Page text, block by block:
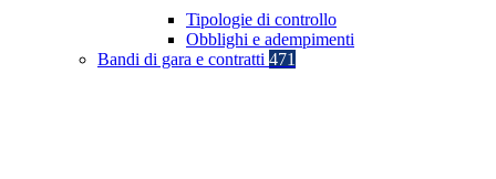
Tipologie di controllo
Obblighi e adempimenti
Bandi di gara e contratti 471